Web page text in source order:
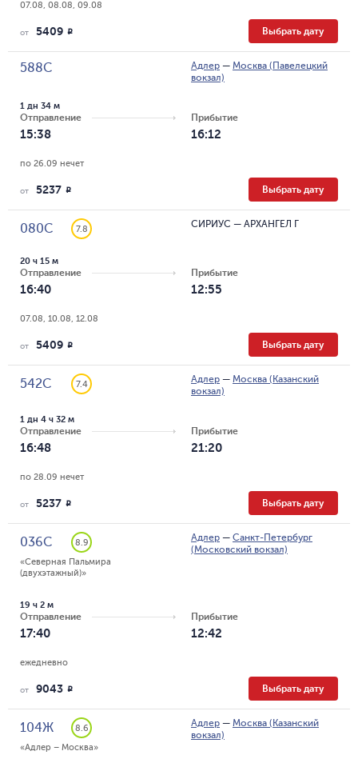
07.08, 08.08, 09.08
от 5409 R Выбрать дату
588С Адлер — Москва (Павелецкий
вокзал)
Отправление
15:38
1 дн 34 м
Прибытие
16:12
по 26.09 нечет
от 5237 R Выбрать дату
080С 7.8 СИРИУС — АРХАНГЕЛ Г
Отправление
16:40
20 ч 15 м
Прибытие
12:55
07.08, 10.08, 12.08
от 5409 R Выбрать дату
542С 7.4 Адлер — Москва (Казанский
вокзал)
Отправление
16:48
1 дн 4 ч 32 м
Прибытие
21:20
по 28.09 нечет
от 5237 R Выбрать дату
036С
8.9
«Северная Пальмира
(двухэтажный)»
Адлер — Санкт-Петербург
(Московский вокзал)
Отправление
17:40
19 ч 2 м
Прибытие
12:42
ежедневно
от 9043 R Выбрать дату
104Ж
8.6
«Адлер – Москва»
Адлер — Москва (Казанский
вокзал)